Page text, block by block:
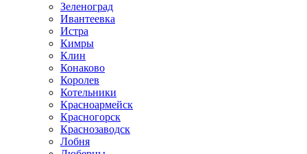
Зеленоград
Ивантеевка
Истра
Кимры
Клин
Конаково
Королев
Котельники
Красноармейск
Красногорск
Краснозаводск
Лобня